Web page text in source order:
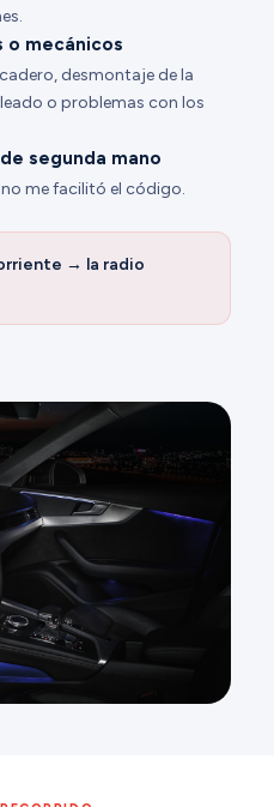
o mecánicos
desmontaje de la
o problemas con los
segunda mano
me facilitó el código.
→ la radio